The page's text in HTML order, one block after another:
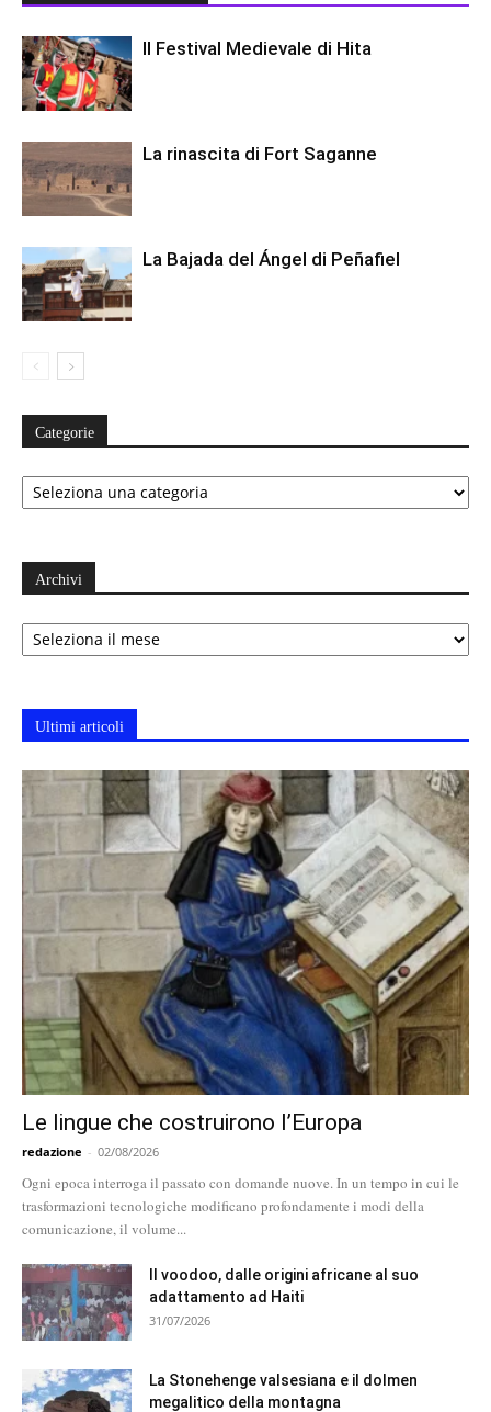
Il Festival Medievale di Hita
La rinascita di Fort Saganne
La Bajada del Ángel di Peñafiel
Categorie
Categorie
Archivi
Archivi
Ultimi articoli
Le lingue che costruirono l’Europa
redazione - 02/08/2026
Ogni epoca interroga il passato con domande nuove. In un tempo in cui le
trasformazioni tecnologiche modificano profondamente i modi della
comunicazione, il volume...
Il voodoo, dalle origini africane al suo
adattamento ad Haiti
31/07/2026
La Stonehenge valsesiana e il dolmen
megalitico della montagna